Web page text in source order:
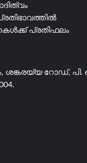
പ്രതിഫലം
ശങ്കരയ്യ റോഡ്, പി.